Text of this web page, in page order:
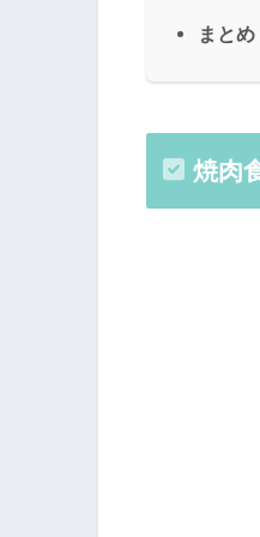
まとめ
焼肉